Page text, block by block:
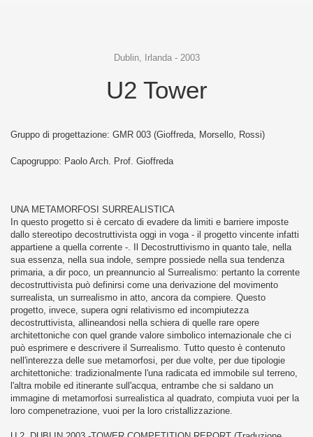
Dublin, Irlanda - 2003
U2 Tower
Gruppo di progettazione: GMR 003 (Gioffreda, Morsello, Rossi)
Capogruppo: Paolo Arch. Prof. Gioffreda
UNA METAMORFOSI SURREALISTICA
In questo progetto si è cercato di evadere da limiti e barriere imposte
dallo stereotipo decostruttivista oggi in voga - il progetto vincente infatti
appartiene a quella corrente -. Il Decostruttivismo in quanto tale, nella
sua essenza, nella sua indole, sempre possiede nella sua tendenza
primaria, a dir poco, un preannuncio al Surrealismo: pertanto la corrente
decostruttivista può definirsi come una derivazione del movimento
surrealista, un surrealismo in atto, ancora da compiere. Questo
progetto, invece, supera ogni relativismo ed incompiutezza
decostruttivista, allineandosi nella schiera di quelle rare opere
architettoniche con quel grande valore simbolico internazionale che ci
può esprimere e descrivere il Surrealismo. Tutto questo è contenuto
nell'interezza delle sue metamorfosi, per due volte, per due tipologie
architettoniche: tradizionalmente l'una radicata ed immobile sul terreno,
l'altra mobile ed itinerante sull'acqua, entrambe che si saldano un
immagine di metamorfosi surrealistica al quadrato, compiuta vuoi per la
loro compenetrazione, vuoi per la loro cristallizzazione.